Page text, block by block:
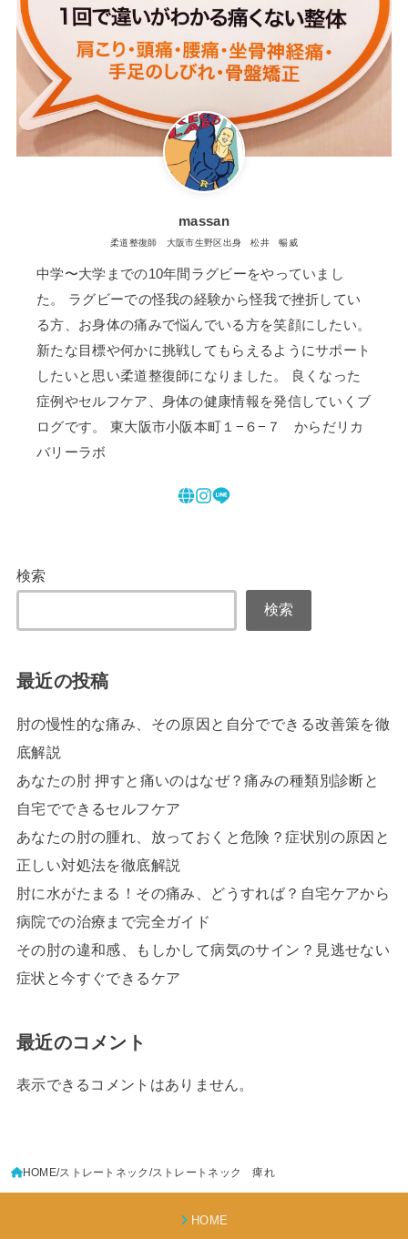
massan
柔道整復師 大阪市生野区出身 松井 暢威
中学〜大学までの10年間ラグビーをやっていまし
た。 ラグビーでの怪我の経験から怪我で挫折してい
る方、お身体の痛みで悩んでいる方を笑顔にしたい。
新たな目標や何かに挑戦してもらえるようにサポート
したいと思い柔道整復師になりました。 良くなった
症例やセルフケア、身体の健康情報を発信していくブ
ログです。 東大阪市小阪本町１−６−７ からだリカ
バリーラボ
検索
検索
最近の投稿
肘の慢性的な痛み、その原因と自分でできる改善策を徹
底解説
あなたの肘 押すと痛いのはなぜ？痛みの種類別診断と
自宅でできるセルフケア
あなたの肘の腫れ、放っておくと危険？症状別の原因と
正しい対処法を徹底解説
肘に水がたまる！その痛み、どうすれば？自宅ケアから
病院での治療まで完全ガイド
その肘の違和感、もしかして病気のサイン？見逃せない
症状と今すぐできるケア
最近のコメント
表示できるコメントはありません。
HOME ストレートネック ストレートネック 痺れ
HOME